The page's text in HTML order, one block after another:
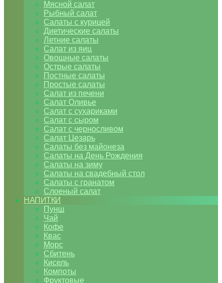
Мясной салат
Рыбный салат
Салаты с курицей
Диетические салаты
Летние салаты
Салат из яиц
Овощные салаты
Острые салаты
Постные салаты
Простые салаты
Салат из печени
Салат Оливье
Салат с сухариками
Салат с сыром
Салат с черносливом
Салат Цезарь
Салаты без майонеза
Салаты на День Рождения
Салаты на зиму
Салаты на свадебный стол
Салаты с гранатом
Слоеный салат
НАПИТКИ
Пунш
Чай
Кофе
Квас
Морс
Сбитень
Кисель
Компоты
Фруктовые